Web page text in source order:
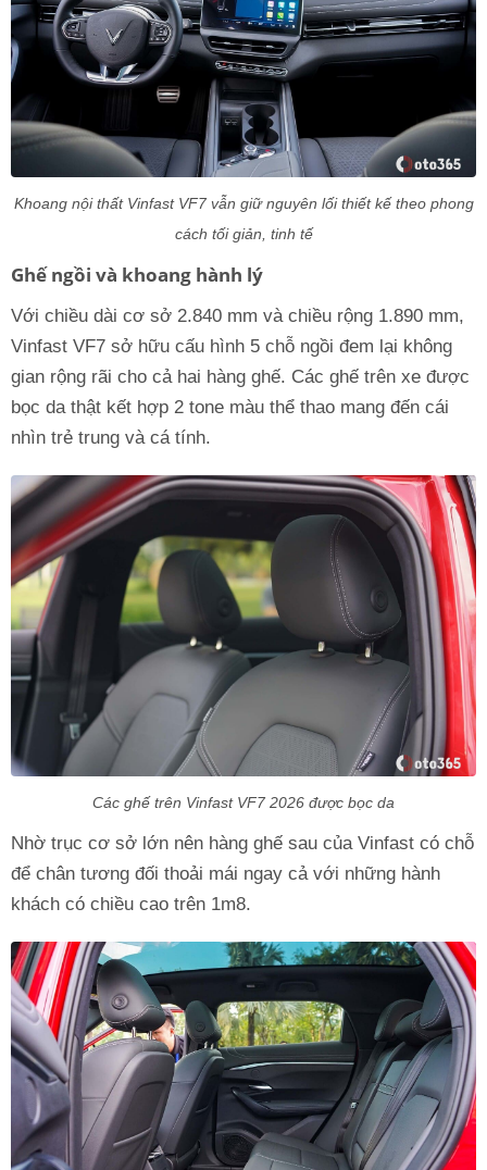
Khoang nội thất Vinfast VF7 vẫn giữ nguyên lối thiết kế theo phong
cách tối giản, tinh tế
Ghế ngồi và khoang hành lý
Với chiều dài cơ sở 2.840 mm và chiều rộng 1.890 mm,
Vinfast VF7 sở hữu cấu hình 5 chỗ ngồi đem lại không
gian rộng rãi cho cả hai hàng ghế. Các ghế trên xe được
bọc da thật kết hợp 2 tone màu thể thao mang đến cái
nhìn trẻ trung và cá tính.
Các ghế trên Vinfast VF7 2026 được bọc da
Nhờ trục cơ sở lớn nên hàng ghế sau của Vinfast có chỗ
để chân tương đối thoải mái ngay cả với những hành
khách có chiều cao trên 1m8.